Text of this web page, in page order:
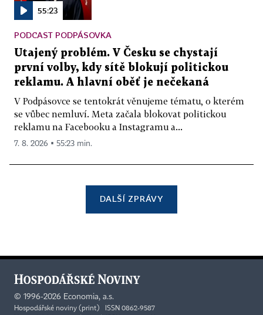
55:23
PODCAST PODPÁSOVKA
Utajený problém. V Česku se chystají
první volby, kdy sítě blokují politickou
reklamu. A hlavní oběť je nečekaná
V Podpásovce se tentokrát věnujeme tématu, o kterém
se vůbec nemluví. Meta začala blokovat politickou
reklamu na Facebooku a Instagramu a...
7. 8. 2026 ▪ 55:23 min.
DALŠÍ ZPRÁVY
© 1996-2026 Economia, a.s.
Hospodářské noviny (print) ISSN 0862-9587